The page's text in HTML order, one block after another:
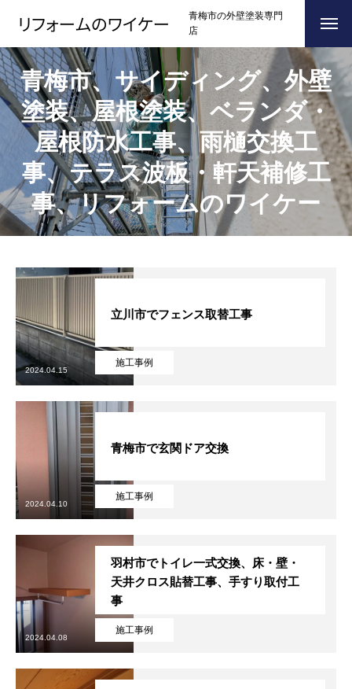
青梅市の外壁塗装専門
店
ホーム HOME
浴槽塗装
３つのこだわり CONCEPT
施工事例 RESULTS
お問い合わせからの流れ
会社案内
協力下請け業者募集
お問い合わせ
浴槽塗装 ３つのこだわり 施工事例
青梅市、サイディング、外壁
塗装、屋根塗装、ベランダ・
屋根防水工事、雨樋交換工
事、テラス波板・軒天補修工
事、リフォームのワイケー
施工事例
立川市でフェンス取替工事
2024.04.15
施工事例
青梅市で玄関ドア交換
2024.04.10
施工事例
羽村市でトイレ一式交換、床・壁・
天井クロス貼替工事、手すり取付工
事
2024.04.08